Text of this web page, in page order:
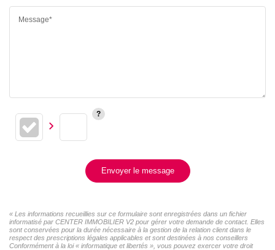
Message*
Envoyer le message
« Les informations recueillies sur ce formulaire sont enregistrées dans un fichier
informatisé par CENTER IMMOBILIER V2 pour gérer votre demande de contact. Elles
sont conservées pour la durée nécessaire à la gestion de la relation client dans le
respect des prescriptions légales applicables et sont destinées à nos conseillers
Conformément à la loi « informatique et libertés », vous pouvez exercer votre droit